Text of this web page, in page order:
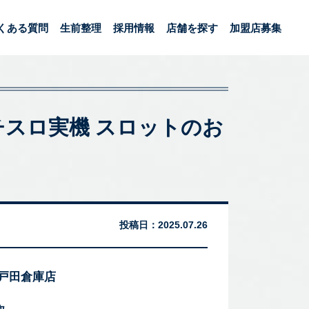
ある質問 生前整理 採用情報 店舗を探す 加盟店募集
ロ実機 スロットのお
投稿日： 2025.07.26
田倉庫店